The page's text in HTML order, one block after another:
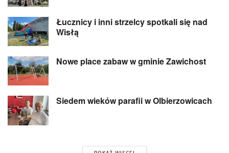
Łucznicy i inni strzelcy spotkali się nad
Wisłą
Nowe place zabaw w gminie Zawichost
Siedem wieków parafii w Olbierzowicach